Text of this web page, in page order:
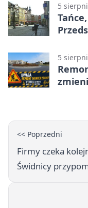
5
5
<< Poprzedni
Firmy czeka
Świdnicy